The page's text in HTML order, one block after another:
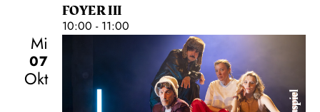
FOYER III
10:00 - 11:00
Mi
07
Okt